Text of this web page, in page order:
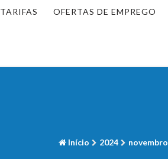
TARIFAS OFERTAS DE EMPREGO
Início 2024 novembro